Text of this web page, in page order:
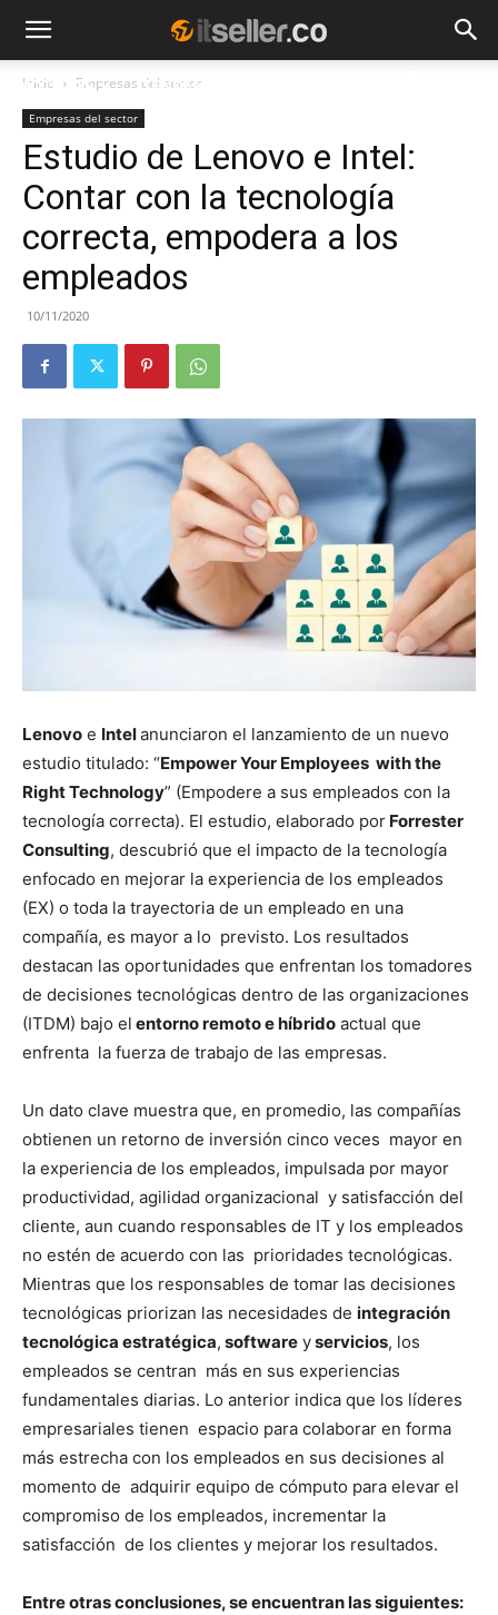
NOTICIAS TENDENCIAS
Inicio Empresas del sector
Empresas del sector
Estudio de Lenovo e Intel:
Contar con la tecnología
correcta, empodera a los
empleados
10/11/2020
Lenovo e Intelanunciaron el lanzamiento de un nuevo
estudio titulado: “Empower Your Employees with the
Right Technology” (Empodere a sus empleados con la
tecnología correcta). El estudio, elaborado por Forrester
Consulting, descubrió que el impacto de la tecnología
enfocado en mejorar la experiencia de los empleados
(EX) o toda la trayectoria de un empleado en una
compañía, es mayor a lo previsto. Los resultados
destacan las oportunidades que enfrentan los tomadores
de decisiones tecnológicas dentro de las organizaciones
(ITDM) bajo el entorno remoto e híbrido actual que
enfrenta la fuerza de trabajo de las empresas.
Un dato clave muestra que, en promedio, las compañías
obtienen un retorno de inversión cinco veces mayor en
la experiencia de los empleados, impulsada por mayor
productividad, agilidad organizacional y satisfacción del
cliente, aun cuando responsables de IT y los empleados
no estén de acuerdo con las prioridades tecnológicas.
Mientras que los responsables de tomar las decisiones
tecnológicas priorizan las necesidades de integración
tecnológica estratégica, software yservicios, los
empleados se centran más en sus experiencias
fundamentales diarias. Lo anterior indica que los líderes
empresariales tienen espacio para colaborar en forma
más estrecha con los empleados en sus decisiones al
momento de adquirir equipo de cómputo para elevar el
compromiso de los empleados, incrementar la
satisfacción de los clientes y mejorar los resultados.
Entre otras conclusiones, se encuentran las siguientes: